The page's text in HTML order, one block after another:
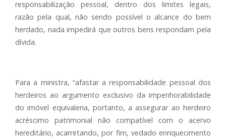
responsabilização pessoal, dentro dos limites legais,
razão pela qual, não sendo possível o alcance do bem
herdado, nada impedirá que outros bens respondam pela
dívida.
Para a ministra, “afastar a responsabilidade pessoal dos
herdeiros ao argumento exclusivo da impenhorabilidade
do imóvel equivaleria, portanto, a assegurar ao herdeiro
acréscimo patrimonial não compatível com o acervo
hereditário, acarretando, por fim, vedado enriquecimento